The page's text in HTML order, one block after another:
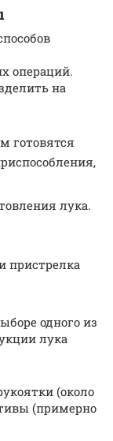
операций.
на
готовятся
лука.
пристрелка
одного из
лука
(около
(примерно